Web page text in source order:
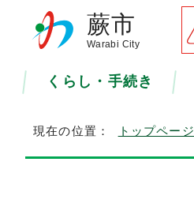
蕨市
Warabi City
くらし・手続き
現在の位置： トップページ